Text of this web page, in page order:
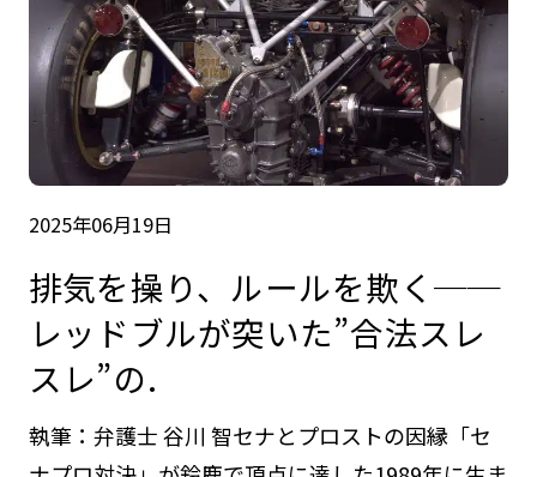
2025年06月19日
排気を操り、ルールを欺く──
レッドブルが突いた”合法スレ
スレ”の.
執筆：弁護士 谷川 智セナとプロストの因縁「セ